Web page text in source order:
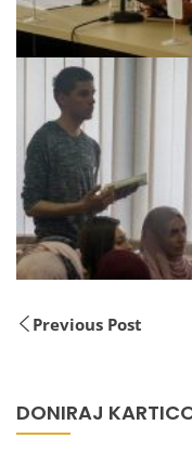
Previous Post
DONIRAJ